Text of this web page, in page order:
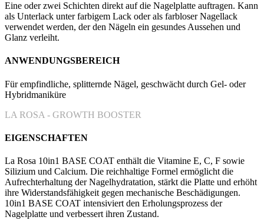
Eine oder zwei Schichten direkt auf die Nagelplatte auftragen. Kann
als Unterlack unter farbigem Lack oder als farbloser Nagellack
verwendet werden, der den Nägeln ein gesundes Aussehen und
Glanz verleiht.
ANWENDUNGSBEREICH
Für empfindliche, splitternde Nägel, geschwächt durch Gel- oder
Hybridmaniküre
LA ROSA - GROWTH BOOSTER
EIGENSCHAFTEN
La Rosa 10in1 BASE COAT enthält die Vitamine E, C, F sowie
Silizium und Calcium. Die reichhaltige Formel ermöglicht die
Aufrechterhaltung der Nagelhydratation, stärkt die Platte und erhöht
ihre Widerstandsfähigkeit gegen mechanische Beschädigungen.
10in1 BASE COAT intensiviert den Erholungsprozess der
Nagelplatte und verbessert ihren Zustand.